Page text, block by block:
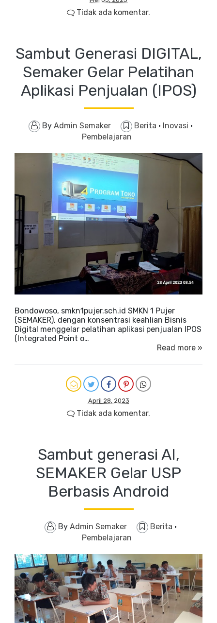
Tidak ada komentar.
Sambut Generasi DIGITAL,
Semaker Gelar Pelatihan
Aplikasi Penjualan (IPOS)
By Admin Semaker Berita · Inovasi ·
Pembelajaran
Bondowoso, smkn1pujer.sch.id SMKN 1 Pujer
(SEMAKER), dengan konsentrasi keahlian Bisnis
Digital menggelar pelatihan aplikasi penjualan IPOS
(Integrated Point o…
Read more »
April 28, 2023
Tidak ada komentar.
Sambut generasi AI,
SEMAKER Gelar USP
Berbasis Android
By Admin Semaker Berita ·
Pembelajaran